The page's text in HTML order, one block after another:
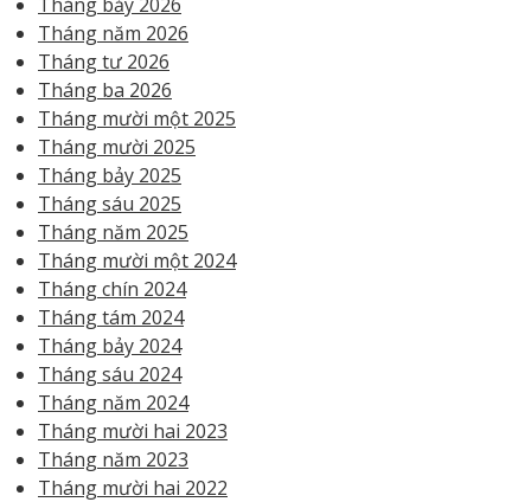
Tháng năm 2026
Tháng tư 2026
Tháng ba 2026
Tháng mười một 2025
Tháng mười 2025
Tháng bảy 2025
Tháng sáu 2025
Tháng năm 2025
Tháng mười một 2024
Tháng chín 2024
Tháng tám 2024
Tháng bảy 2024
Tháng sáu 2024
Tháng năm 2024
Tháng mười hai 2023
Tháng năm 2023
Tháng mười hai 2022